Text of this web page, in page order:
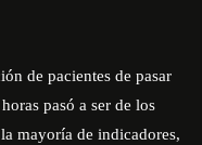
de pacientes de pasar
pasó a ser de los
mayoría de indicadores,